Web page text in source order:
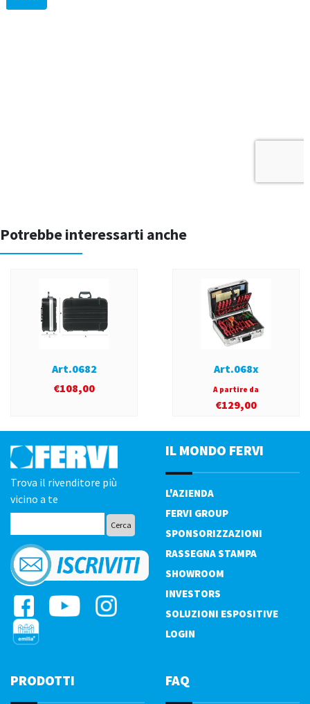
Potrebbe interessarti anche
Art.0682
€108,00
Art.068x
A partire da
€129,00
Trova il rivenditore più
vicino a te
IL MONDO FERVI
L'AZIENDA
FERVI GROUP
SPONSORIZZAZIONI
RASSEGNA STAMPA
SHOWROOM
INVESTORS
SOLUZIONI ESPOSITIVE
LOGIN
PRODOTTI FAQ